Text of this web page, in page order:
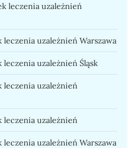
leczenia uzależnień
leczenia uzależnień Warszawa
leczenia uzależnień Śląsk
leczenia uzależnień
leczenia uzależnień
leczenia uzależnień Warszawa